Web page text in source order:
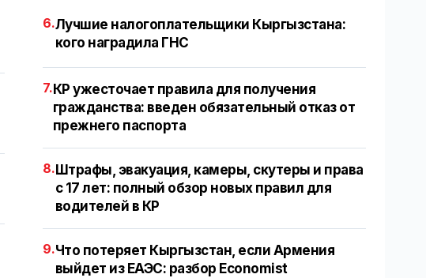
6.Лучшие налогоплательщики Кыргызстана:
кого наградила ГНС
7. КР ужесточает правила для получения
гражданства: введен обязательный отказ от
прежнего паспорта
8. Штрафы, эвакуация, камеры, скутеры и права
с 17 лет: полный обзор новых правил для
водителей в КР
9.Что потеряет Кыргызстан, если Армения
выйдет из ЕАЭС: разбор Economist